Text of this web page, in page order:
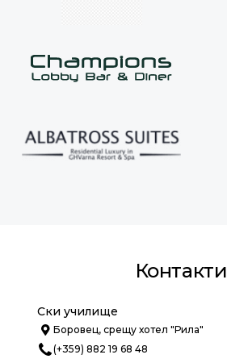
Контакти
Ски училище
Боровец, срещу хотел "Рила"
(+359) 882 19 68 48